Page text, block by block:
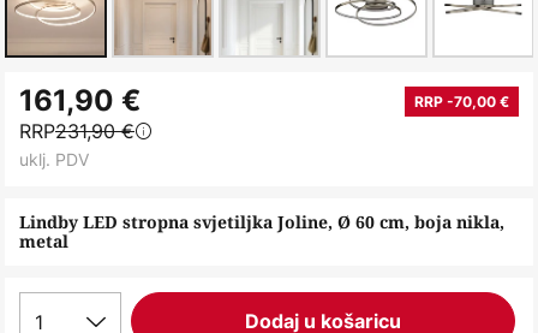
to
the
beginning
the
images
gallery
Lindby LED stropna svjetiljka Joline, Ø 60 cm, boja nikla,
metal
161,90 € RRP -70,00 €
RRP231,90 €
uklj. PDV
1 Dodaj u košaricu